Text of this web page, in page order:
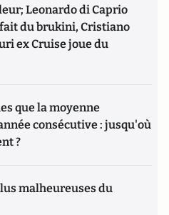
Leonardo di Caprio
du brukini, Cristiano
ex Cruise joue du
que la moyenne
consécutive : jusqu'où
?
malheureuses du